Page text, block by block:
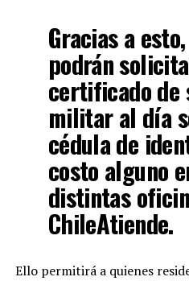
Gracias a
podrán
certificado de
militar al día
cédula de
costo alguno
distintas
ChileAtiende.
Ello permitirá a quienes